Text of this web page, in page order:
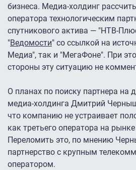
бизнеса. Медиа-холдинг
оператора технологическим
спутникового актива — "НТВ-
"Ведомости" со ссылкой на
Медиа", так и "МегаФоне". При
стороны эту ситуацию не
О планах по поиску партнера на
медиа-холдинга Дмитрий
что компанию не устраивает
как третьего оператора на
Переломить это, по мнению
партнерство с крупным
оператором.